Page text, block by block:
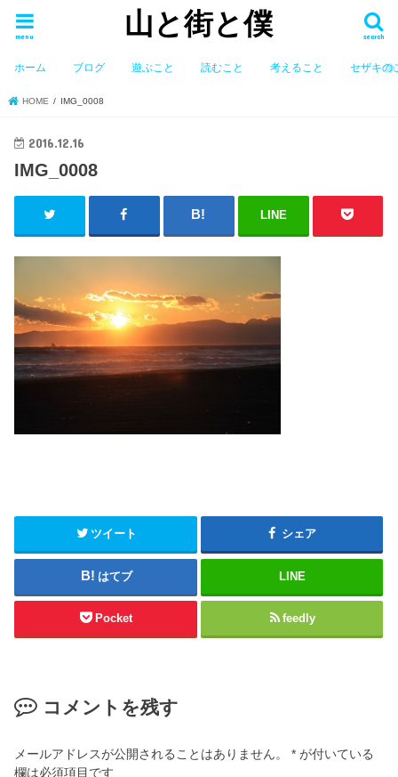
山と街と僕 search
menu
ホーム ブログ 遊ぶこと 読むこと 考えること セザキの
HOME IMG_0008
2016.12.16
IMG_0008
LINE
ツイート シェア
はてブ LINE
Pocket feedly
コメントを残す
メールアドレスが公開されることはありません。 * が付いている
欄は必須項目です